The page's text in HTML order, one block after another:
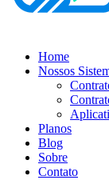
Home
Nossos
Planos
Blog
Sobre
Contato